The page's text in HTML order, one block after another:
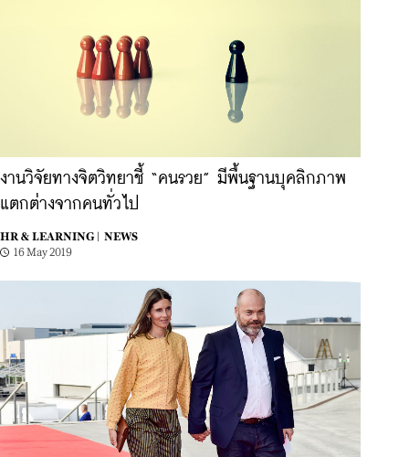
งานวิจัยทางจิตวิทยาชี้ “คนรวย” มีพื้นฐานบุคลิกภาพ
แตกต่างจากคนทั่วไป
HR & LEARNING |
NEWS
16 May 2019